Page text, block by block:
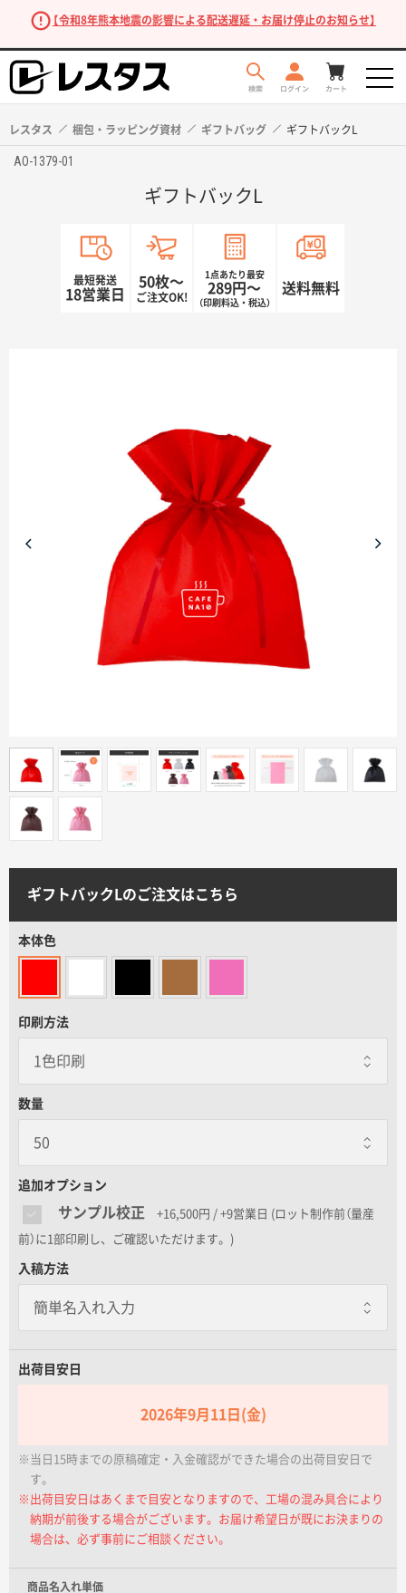
【令和8年熊本地震の影響による配送遅延・お届け停止のお知らせ】
商品カテゴリーから探す
ターゲットから探す
目的・シーンから探す
印刷色から探す
サイトメニュー
ご注文の流れ
お見積書の作成方法
データ入稿ガイド
再注文について
よくあるご質問
名入れグループサイト
レスタス 梱包・ラッピング資材 ギフトバッグ ギフトバックL
AO-1379-01
ギフトバックL
最短発送
18営業日
50枚〜
ご注文OK!
1点あたり最安
289円〜
（印刷料込・税込）
送料無料
ギフトバックLのご注文はこちら
本体色
印刷方法
数量
追加オプション
サンプル校正 +16,500円 / +9営業日 (ロット制作前（量産
前）に1部印刷し、ご確認いただけます。)
入稿方法
出荷目安日
2026年9月11日(金)
※当日15時までの原稿確定・入金確認ができた場合の出荷目安日で
す。
※出荷目安日はあくまで目安となりますので、工場の混み具合により
納期が前後する場合がございます。お届け希望日が既にお決まりの
場合は、必ず事前にご相談ください。
商品名入れ単価